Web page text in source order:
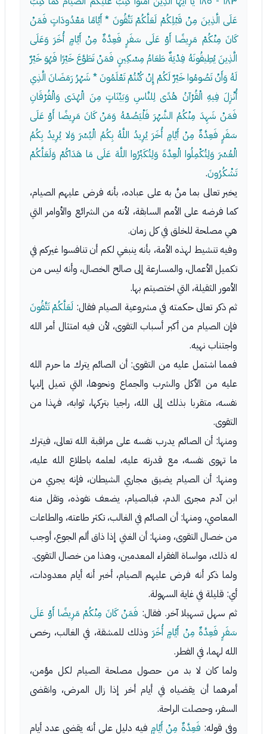
عَلَى الَّذِينَ مِنْ قَبْلِكُمْ لَعَلَّكُمْ تَتَّقُونَ * أَيَّامًا مَعْدُودَاتٍ فَمَنْ
كَانَ مِنْكُمْ مَرِيضًا أَوْ عَلَى سَفَرٍ فَعِدَّةٌ مِنْ أَيَّامٍ أُخَرَ وَعَلَى
الَّذِينَ يُطِيقُونَهُ فِدْيَةٌ طَعَامُ مِسْكِينٍ فَمَنْ تَطَوَّعَ خَيْرًا فَهُوَ خَيْرٌ
لَهُ وَأَنْ تَصُومُوا خَيْرٌ لَكُمْ إِنْ كُنْتُمْ تَعْلَمُونَ * شَهْرُ رَمَضَانَ الَّذِي
أُنْزِلَ فِيهِ الْقُرْآنُ هُدًى لِلنَّاسِ وَبَيِّنَاتٍ مِنَ الْهُدَى وَالْفُرْقَانِ
فَمَنْ شَهِدَ مِنْكُمُ الشَّهْرَ فَلْيَصُمْهُ وَمَنْ كَانَ مَرِيضًا أَوْ عَلَى
سَفَرٍ فَعِدَّةٌ مِنْ أَيَّامٍ أُخَرَ يُرِيدُ اللَّهُ بِكُمُ الْيُسْرَ وَلا يُرِيدُ بِكُمُ
الْعُسْرَ وَلِتُكْمِلُوا الْعِدَّةَ وَلِتُكَبِّرُوا اللَّهَ عَلَى مَا هَدَاكُمْ وَلَعَلَّكُمْ
تَشْكُرُونَ.
يخبر تعالى بما منَّ به على عباده، بأنه فرض عليهم الصيام،
كما فرضه على الأمم السابقة، لأنه من الشرائع والأوامر التي
هي مصلحة للخلق في كل زمان.
وفيه تنشيط لهذه الأمة، بأنه ينبغي لكم أن تنافسوا غيركم في
تكميل الأعمال، والمسارعة إلى صالح الخصال، وأنه ليس من
الأمور الثقيلة، التي اختصيتم بها.
ثم ذكر تعالى حكمته في مشروعية الصيام فقال: لَعَلَّكُمْ تَتَّقُونَ
فإن الصيام من أكبر أسباب التقوى، لأن فيه امتثال أمر الله
واجتناب نهيه.
فمما اشتمل عليه من التقوى: أن الصائم يترك ما حرم الله
عليه من الأكل والشرب والجماع ونحوها، التي تميل إليها
نفسه، متقربا بذلك إلى الله، راجيا بتركها، ثوابه، فهذا من
التقوى.
ومنها: أن الصائم يدرب نفسه على مراقبة الله تعالى، فيترك
ما تهوى نفسه، مع قدرته عليه، لعلمه باطلاع الله عليه،
ومنها: أن الصيام يضيق مجاري الشيطان، فإنه يجري من
ابن آدم مجرى الدم، فبالصيام، يضعف نفوذه، وتقل منه
المعاصي، ومنها: أن الصائم في الغالب، تكثر طاعته، والطاعات
من خصال التقوى، ومنها: أن الغني إذا ذاق ألم الجوع، أوجب
له ذلك، مواساة الفقراء المعدمين، وهذا من خصال التقوى.
ولما ذكر أنه فرض عليهم الصيام، أخبر أنه أيام معدودات،
أي: قليلة في غاية السهولة.
ثم سهل تسهيلا آخر. فقال: فَمَنْ كَانَ مِنْكُمْ مَرِيضًا أَوْ عَلَى
سَفَرٍ فَعِدَّةٌ مِنْ أَيَّامٍ أُخَرَوذلك للمشقة، في الغالب، رخص
الله لهما، في الفطر.
ولما كان لا بد من حصول مصلحة الصيام لكل مؤمن،
أمرهما أن يقضياه في أيام أخر إذا زال المرض، وانقضى
السفر، وحصلت الراحة.
وفي قوله: فَعِدَّةٌ مِنْ أَيَّامٍفيه دليل على أنه يقضي عدد أيام